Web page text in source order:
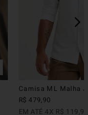
Camisa ML Malha
R$ 479,90
EM ATÉ 4X R$ 119,